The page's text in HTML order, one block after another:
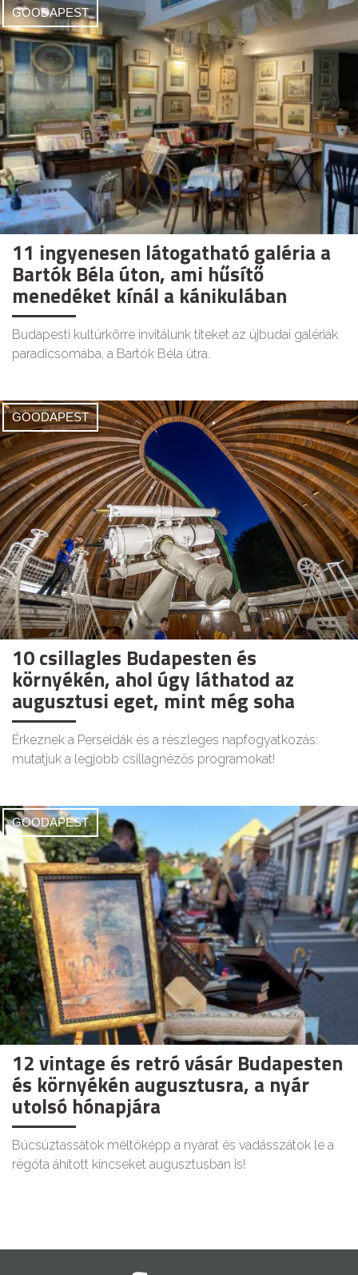
GOODAPEST
11 ingyenesen látogatható galéria a
Bartók Béla úton, ami hűsítő
menedéket kínál a kánikulában
Budapesti kultúrkörre invitálunk titeket az újbudai galériák
paradicsomába, a Bartók Béla útra.
GOODAPEST
10 csillagles Budapesten és
környékén, ahol úgy láthatod az
augusztusi eget, mint még soha
Érkeznek a Perseidák és a részleges napfogyatkozás:
mutatjuk a legjobb csillagnézős programokat!
GOODAPEST
12 vintage és retró vásár Budapesten
és környékén augusztusra, a nyár
utolsó hónapjára
Búcsúztassátok méltóképp a nyarat és vadásszátok le a
régóta áhított kincseket augusztusban is!